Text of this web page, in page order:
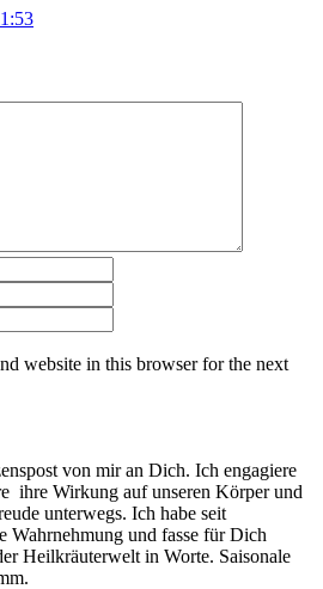
website in this browser for the next
von mir an Dich. Ich engagiere
ihre Wirkung auf unseren Körper und
unterwegs. Ich habe seit
Wahrnehmung und fasse für Dich
Heilkräuterwelt in Worte. Saisonale